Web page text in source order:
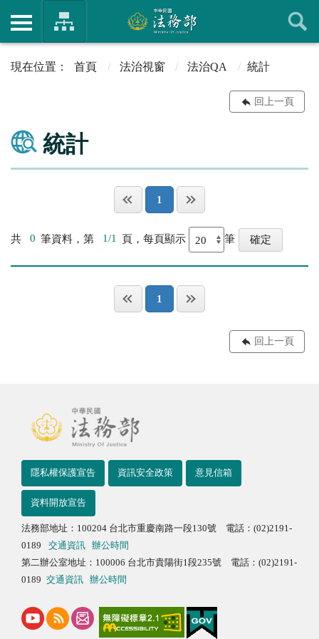
首頁 法治視窗 法治QA 統計
回上一頁
統計
1
共 0 筆資料，第 1/1 頁，每頁顯示 筆
1
回上一頁
隱私權保護宣告 資訊安全政策 意見信箱
資料開放宣告
法務部地址：100204 台北市重慶南路一段130號 電話：(02)2191-
0189
交通資訊
辦公時間
第二辦公室地址：100006 台北市貴陽街1段235號 電話：(02)2191-
0189 交通資訊 辦公時間